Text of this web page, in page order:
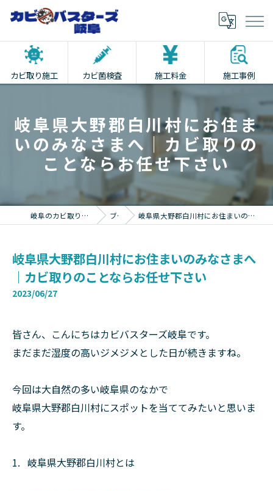
カビ取り施工 カビ菌検査 施工料金 施工事例
岐阜県大野郡白川村にお住ま
いのみなさまへ｜カビ取りの
ことならお任せ下さい
岐阜のカビ取りならカビバスターズ岐阜 ブログ 岐阜県大野郡白川村にお住まいのみなさまへ｜カビ取りのことならお任せ下さい
岐阜県大野郡白川村にお住まいのみなさまへ
｜カビ取りのことならお任せ下さい
2023/06/27
皆さん、こんにちはカビバスターズ岐阜です。
まだまだ湿度の高いジメジメとした日が続きますね。
今回は大自然の多い岐阜県のなかで
岐阜県大野郡白川村にスポットを当ててみたいと思いま
す。
1. 岐阜県大野郡白川村とは